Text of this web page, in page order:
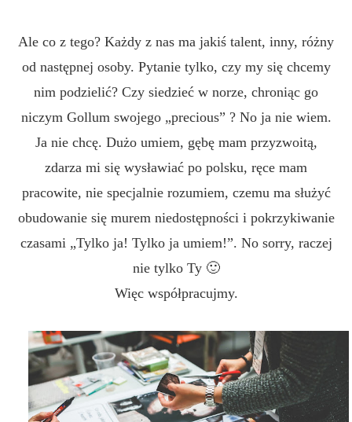
Ale co z tego? Każdy z nas ma jakiś talent, inny, różny
od następnej osoby. Pytanie tylko, czy my się chcemy
nim podzielić? Czy siedzieć w norze, chroniąc go
niczym Gollum swojego „precious” ? No ja nie wiem.
Ja nie chcę. Dużo umiem, gębę mam przyzwoitą,
zdarza mi się wysławiać po polsku, ręce mam
pracowite, nie specjalnie rozumiem, czemu ma służyć
obudowanie się murem niedostępności i pokrzykiwanie
czasami „Tylko ja! Tylko ja umiem!”. No sorry, raczej
nie tylko Ty 🙂
Więc współpracujmy.